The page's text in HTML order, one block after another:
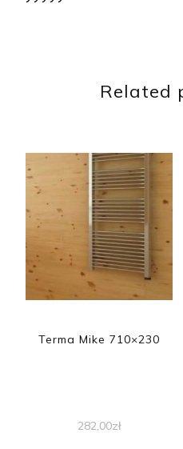
Related
Terma Mike 710×230
282,00zł